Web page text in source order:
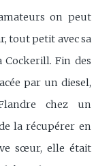
on peut
tout petit avec sa
Fin des
par un diesel,
chez un
la récupérer en
sœur, elle était